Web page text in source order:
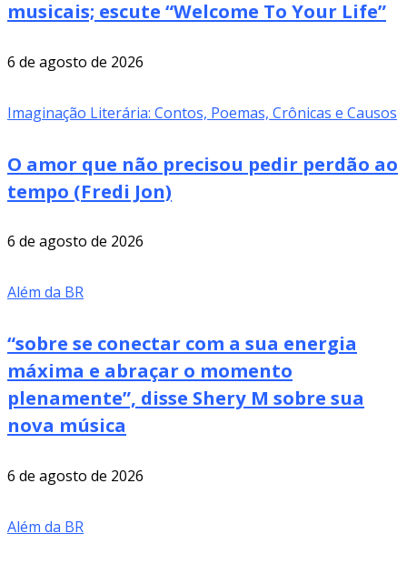
musicais; escute “Welcome To Your Life”
6 de agosto de 2026
Imaginação Literária: Contos, Poemas, Crônicas e Causos
O amor que não precisou pedir perdão ao
tempo (Fredi Jon)
6 de agosto de 2026
Além da BR
“sobre se conectar com a sua energia
máxima e abraçar o momento
plenamente”, disse Shery M sobre sua
nova música
6 de agosto de 2026
Além da BR